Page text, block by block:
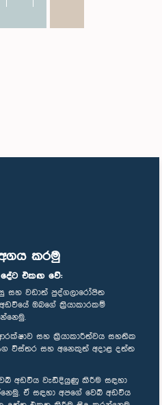
කරමු
එකඟ වේ:
සහ වඩාත් පුද්ගලාරෝපිත
ඔබගේ ක්‍රියාකාරකම්
සහ ක්‍රියාකාරීත්වය සහතික
විස්තර සහ අනෙකුත් අදාළ දත්ත
අඩවිය වැඩිදියුණු කිරීම සඳහා
ඒ සඳහා අපගේ වෙබ් අඩවිය